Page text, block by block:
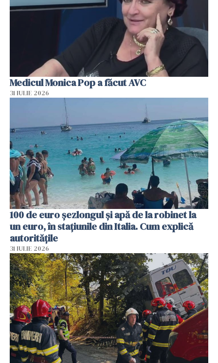
Medicul Monica Pop a făcut AVC
31 IULIE 2026
100 de euro șezlongul și apă de la robinet la
un euro, în stațiunile din Italia. Cum explică
autoritățile
31 IULIE 2026